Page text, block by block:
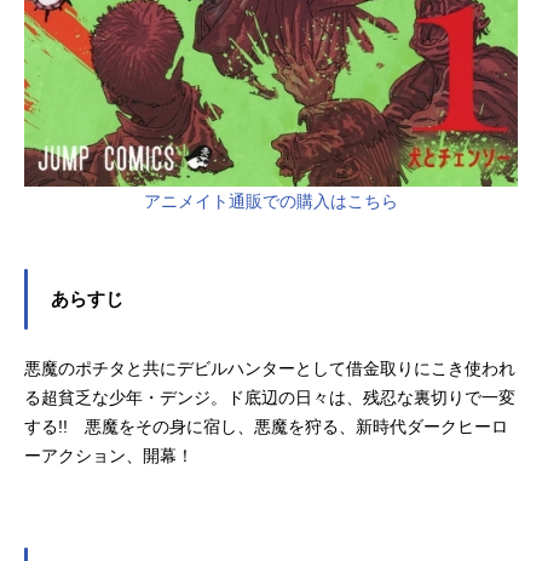
アニメイト通販での購入はこちら
あらすじ
悪魔のポチタと共にデビルハンターとして借金取りにこき使われ
る超貧乏な少年・デンジ。ド底辺の日々は、残忍な裏切りで一変
する!! 悪魔をその身に宿し、悪魔を狩る、新時代ダークヒーロ
ーアクション、開幕！